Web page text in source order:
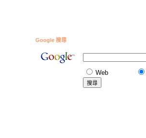
Google 搜尋
Web